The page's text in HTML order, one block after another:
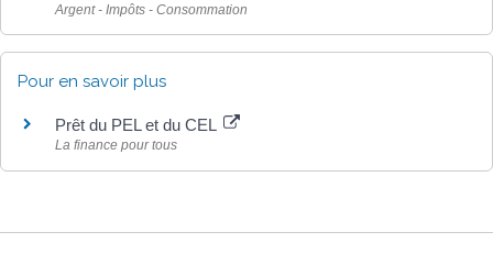
Argent - Impôts - Consommation
Pour en savoir plus
Prêt du PEL et du CEL
La finance pour tous